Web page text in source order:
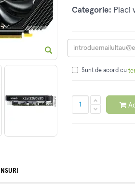
Categorie: Placi
Sunt de acord cu